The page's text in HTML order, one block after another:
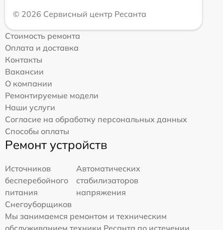
© 2026 Сервисный центр Ресанта
Стоимость ремонта
Оплата и доставка
Контакты
Вакансии
О компании
Ремонтируемые модели
Наши услуги
Согласие на обработку персональных данных
Способы оплаты
Ремонт устройств
Источников
бесперебойного
питания
Автоматических
стабилизаторов
напряжения
Снегоуборщиков
Мы занимаемся ремонтом и техническим
обслуживанием техники Ресанта по истечении